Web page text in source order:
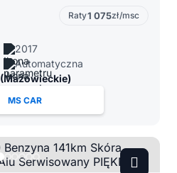
Raty1 075zł/msc
2017
Automatyczna
MS CAR